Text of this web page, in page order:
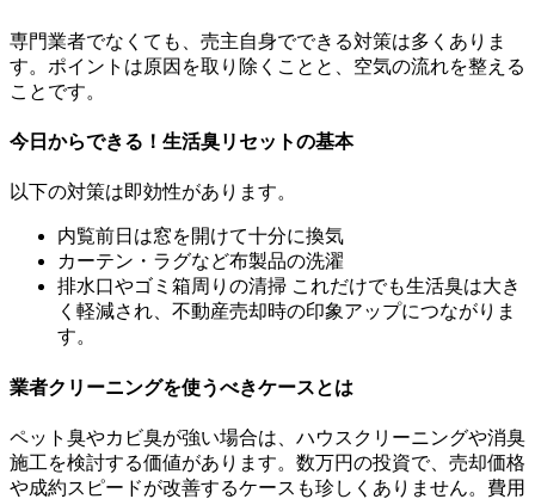
専門業者でなくても、売主自身でできる対策は多くありま
す。ポイントは原因を取り除くことと、空気の流れを整える
ことです。
今日からできる！生活臭リセットの基本
以下の対策は即効性があります。
内覧前日は窓を開けて十分に換気
カーテン・ラグなど布製品の洗濯
排水口やゴミ箱周りの清掃 これだけでも生活臭は大き
く軽減され、不動産売却時の印象アップにつながりま
す。
業者クリーニングを使うべきケースとは
ペット臭やカビ臭が強い場合は、ハウスクリーニングや消臭
施工を検討する価値があります。数万円の投資で、売却価格
や成約スピードが改善するケースも珍しくありません。費用